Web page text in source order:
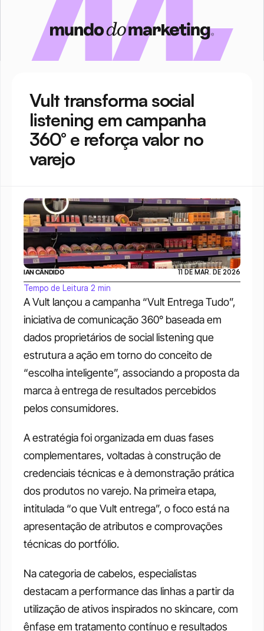
Vult transforma social
listening em campanha
360° e reforça valor no
varejo
A Vult lançou a campanha “Vult Entrega Tudo”,
iniciativa de comunicação 360° baseada em
dados proprietários de social listening que
estrutura a ação em torno do conceito de
“escolha inteligente”, associando a proposta da
marca à entrega de resultados percebidos
pelos consumidores.
A estratégia foi organizada em duas fases
complementares, voltadas à construção de
credenciais técnicas e à demonstração prática
dos produtos no varejo. Na primeira etapa,
intitulada “o que Vult entrega”, o foco está na
apresentação de atributos e comprovações
técnicas do portfólio.
Na categoria de cabelos, especialistas
destacam a performance das linhas a partir da
utilização de ativos inspirados no skincare, com
ênfase em tratamento contínuo e resultados
IAN CÂNDIDO 11 DE MAR. DE 2026
Tempo de Leitura 2 min